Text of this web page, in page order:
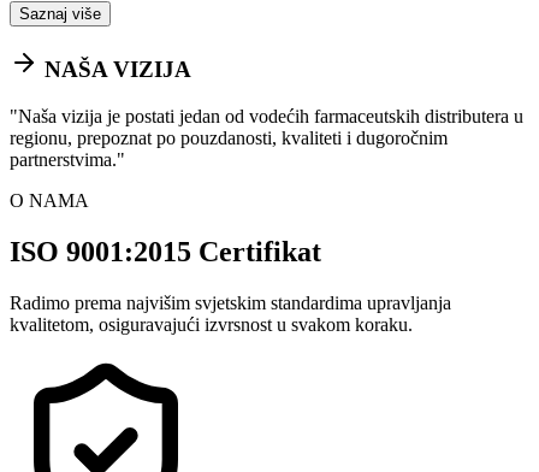
Saznaj više
NAŠA VIZIJA
"Naša vizija je postati jedan od vodećih farmaceutskih distributera u
regionu, prepoznat po pouzdanosti, kvaliteti i dugoročnim
partnerstvima."
O NAMA
ISO 9001:2015 Certifikat
Radimo prema najvišim svjetskim standardima upravljanja
kvalitetom, osiguravajući izvrsnost u svakom koraku.